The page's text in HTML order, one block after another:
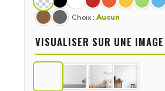
Choix : Aucun
VISUALISER SUR UNE IMAGE